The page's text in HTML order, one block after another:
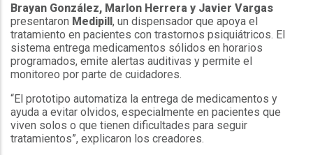
Brayan González, Marlon Herrera y Javier Vargas
presentaron Medipill, un dispensador que apoya el
tratamiento en pacientes con trastornos psiquiátricos. El
sistema entrega medicamentos sólidos en horarios
programados, emite alertas auditivas y permite el
monitoreo por parte de cuidadores.
“El prototipo automatiza la entrega de medicamentos y
ayuda a evitar olvidos, especialmente en pacientes que
viven solos o que tienen dificultades para seguir
tratamientos”, explicaron los creadores.